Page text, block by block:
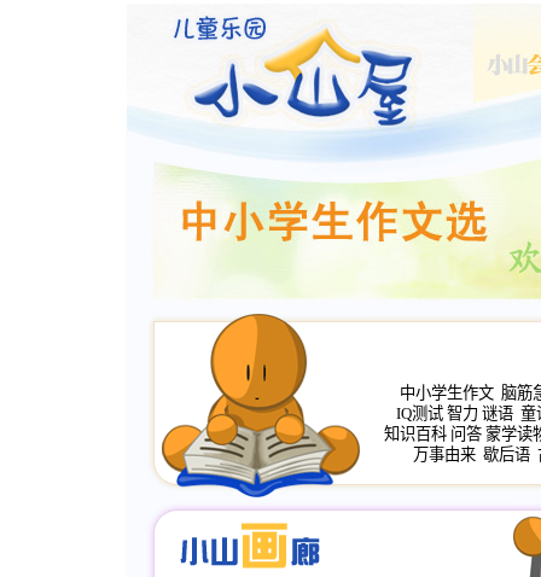
中小学生作文 脑筋
IQ测试 智力 谜语 童
知识百科 问答 蒙学读
万事由来 歇后语